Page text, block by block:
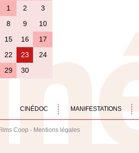
1 2
3
8 9
10
15 16
17
22 23
24
29 30
CINÉDOC MANIFESTATIONS
Coop - Mentions légales